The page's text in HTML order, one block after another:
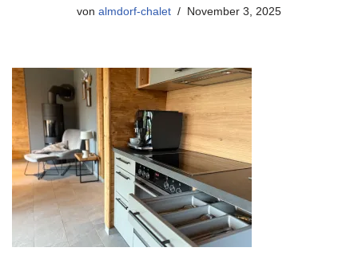
von almdorf-chalet November 3, 2025